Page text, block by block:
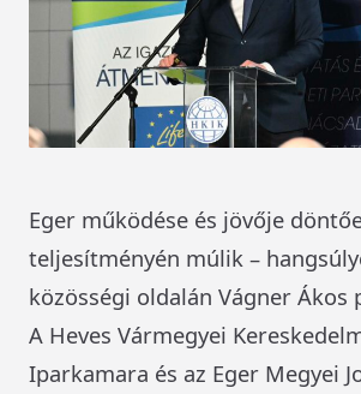
Eger működése és jövője
teljesítményén múlik –
közösségi oldalán Vágner Ákos
A Heves Vármegyei
Iparkamara és az Eger Megyei